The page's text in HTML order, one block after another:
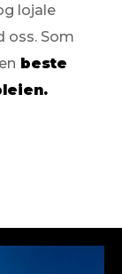
lojale
oss. Som
beste